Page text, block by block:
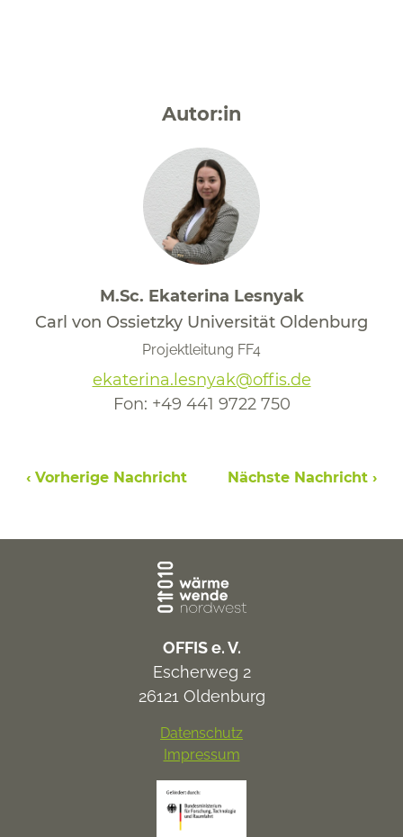
Autor:in
M.Sc. Ekaterina Lesnyak
Carl von Ossietzky Universität Oldenburg
Projektleitung FF4
ekaterina.lesnyak@offis.de
Fon: +49 441 9722 750
‹ Vorherige Nachricht Nächste Nachricht ›
OFFIS e. V.
Escherweg 2
26121 Oldenburg
Datenschutz
Impressum